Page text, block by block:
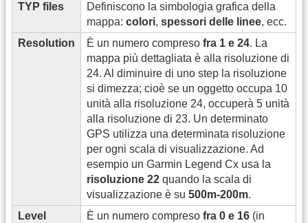
TYP files
Definiscono la simbologia grafica della
mappa: colori, spessori delle linee, ecc.
Resolution
È un numero compreso fra 1 e 24. La
mappa più dettagliata è alla risoluzione di
24. Al diminuire di uno step la risoluzione
si dimezza; cioè se un oggetto occupa 10
unità alla risoluzione 24, occuperà 5 unità
alla risoluzione di 23. Un determinato
GPS utilizza una determinata risoluzione
per ogni scala di visualizzazione. Ad
esempio un Garmin Legend Cx usa la
risoluzione 22 quando la scala di
visualizzazione è su 500m-200m.
Level
È un numero compreso fra 0 e 16 (in